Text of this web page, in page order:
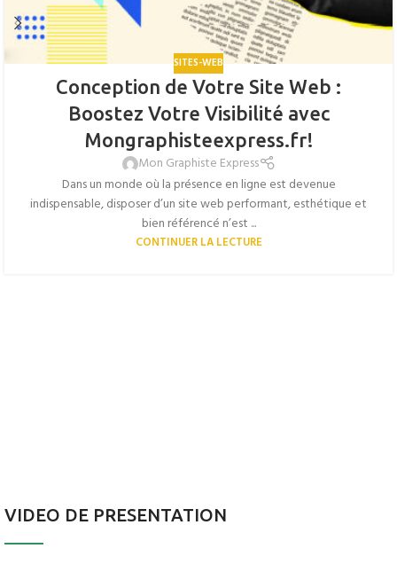
SITES-WEB
Conception de Votre Site Web :
Boostez Votre Visibilité avec
Mongraphisteexpress.fr!
Mon Graphiste Express
Dans un monde où la présence en ligne est devenue
indispensable, disposer d’un site web performant, esthétique et
bien référencé n’est ...
CONTINUER LA LECTURE
VIDEO DE PRESENTATION